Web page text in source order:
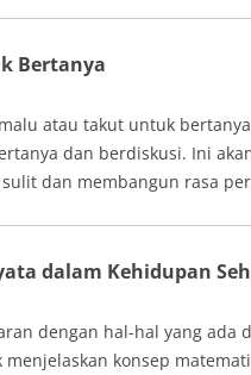
Bertanya
atau takut untuk
dan berdiskusi. Ini
dan membangun rasa
dalam Kehidupan
dengan hal-hal yang ada
menjelaskan konsep